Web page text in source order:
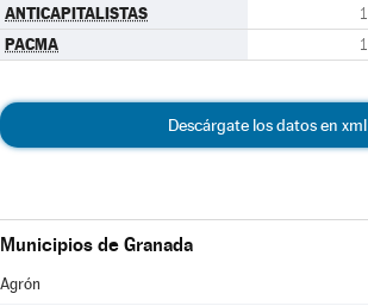
ANTICAPITALISTAS 1
PACMA 1
Descárgate los datos en xml
Municipios de Granada
Agrón